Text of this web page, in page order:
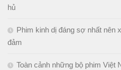
hủ
Phim kinh dị đáng sợ nhất nên
đảm
Toàn cảnh những bộ phim Việt